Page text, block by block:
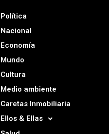
Política
Nacional
Economía
Mundo
Cultura
Medio ambiente
Caretas Inmobiliaria
Ellos & Ellas